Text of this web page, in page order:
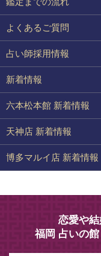
よくあるご質問
占い師採用情報
新着情報
六本松本館 新着情報
天神店 新着情報
博多マルイ店 新着情報
恋愛や
福岡 占いの